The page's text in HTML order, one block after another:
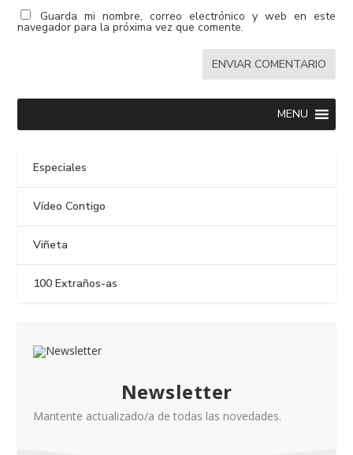
Guarda mi nombre, correo electrónico y web en este
navegador para la próxima vez que comente.
MENU
Especiales
Vídeo Contigo
Viñeta
100 Extraños-as
Newsletter
Mantente actualizado/a de todas las novedades.